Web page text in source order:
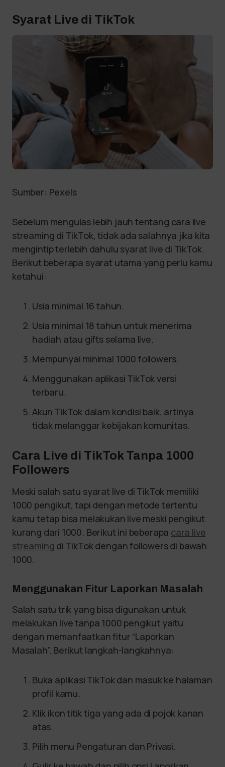
Syarat Live di TikTok
Sumber: Pexels
Sebelum mengulas lebih jauh tentang cara live
streaming di TikTok, tidak ada salahnya jika kita
mengintip terlebih dahulu syarat live di TikTok.
Berikut beberapa syarat utama yang perlu kamu
ketahui:
Usia minimal 16 tahun.
Usia minimal 18 tahun untuk menerima
hadiah atau gifts selama live.
Mempunyai minimal 1000 followers.
Menggunakan aplikasi TikTok versi
terbaru.
Akun TikTok dalam kondisi baik, artinya
tidak melanggar kebijakan komunitas.
Cara Live di TikTok Tanpa 1000
Followers
Meski salah satu syarat live di TikTok memiliki
1000 pengikut, tapi dengan metode tertentu
kamu tetap bisa melakukan live meski pengikut
kurang dari 1000. Berikut ini beberapa cara live
streaming di TikTok dengan followers di bawah
1000.
Menggunakan Fitur Laporkan Masalah
Salah satu trik yang bisa digunakan untuk
melakukan live tanpa 1000 pengikut yaitu
dengan memanfaatkan fitur “Laporkan
Masalah”. Berikut langkah-langkahnya:
Buka aplikasi TikTok dan masuk ke halaman
profil kamu.
Klik ikon titik tiga yang ada di pojok kanan
atas.
Pilih menu Pengaturan dan Privasi.